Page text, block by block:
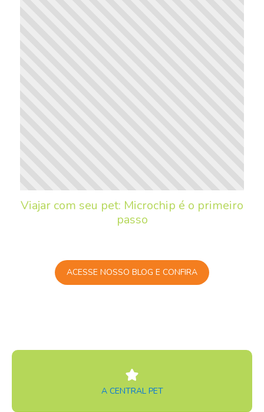
Viajar com seu pet: Microchip é o primeiro
passo
ACESSE NOSSO BLOG E CONFIRA
A CENTRAL PET